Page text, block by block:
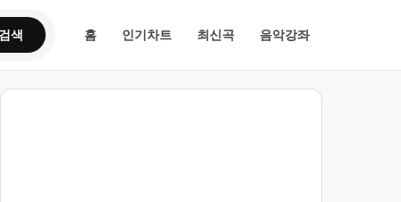
색 홈 인기차트 최신곡 음악강좌